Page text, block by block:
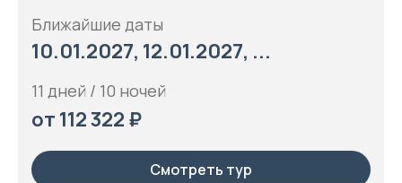
Ближайшие даты
10.01.2027, 12.01.2027, ...
11 дней / 10 ночей
от 112 322 ₽
Смотреть тур